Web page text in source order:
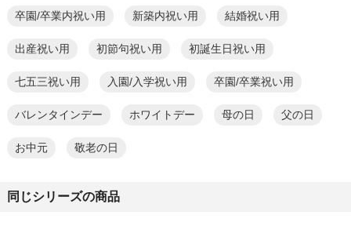
卒園/卒業内祝い用 新築内祝い用 結婚祝い用
出産祝い用 初節句祝い用 初誕生日祝い用
七五三祝い用 入園/入学祝い用 卒園/卒業祝い用
バレンタインデー ホワイトデー 母の日 父の日
お中元 敬老の日
同じシリーズの商品